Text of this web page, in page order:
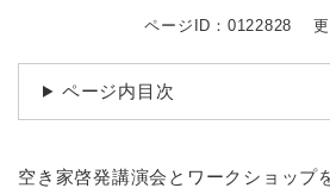
ページID：0122828
ページ内目次
空き家啓発講演会とワークショップ